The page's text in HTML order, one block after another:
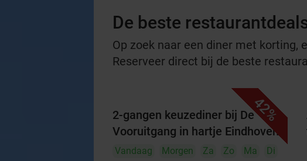
De beste
Op zoek naar een diner met korting,
Reserveer direct bij de beste
42%
2-gangen keuzediner bij De
Vooruitgang in hartje Eindhoven
Vandaag Morgen Za Zo Ma
Di